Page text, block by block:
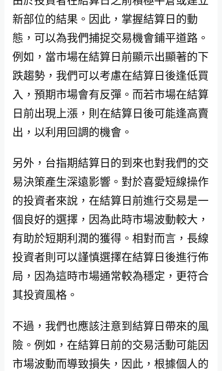
新部位的結果。因此，掌握結算日的動
態，可以為我們捕捉交易機會鋪平道路。
例如，當市場在結算日前顯示出顯著的下
跌趨勢，我們可以考慮在結算日後逢低買
入，預期市場會有反彈。而若市場在結算
日前出現上漲，則在結算日後可能逢高賣
出，以利用回調的機會。
另外，台指期結算日的到來也對我們的交
易決策產生深遠影響。對於喜愛短線操作
的投資者來說，在結算日前進行交易是一
個良好的選擇，因為此時市場波動較大，
有助於短期利潤的獲得。相對而言，長線
投資者則可以謹慎選擇在結算日後進行佈
局，因為這時市場通常較為穩定，更符合
其投資風格。
不過，我們也應該注意到結算日帶來的風
險。例如，在結算日前的交易活動可能因
市場波動而導致損失，因此，根據個人的